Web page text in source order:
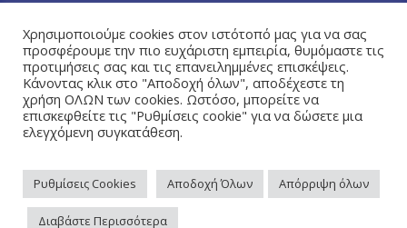
FOLLOW US
Facebook
Twitter
Πολιτική Απορρήτου
© Copyright 2026 - Ένωση Δήμων Κύπρου / Designed & Developed by
Χρησιμοποιούμε cookies στον ιστότοπό μας για να σας
προσφέρουμε την πιο ευχάριστη εμπειρία, θυμόμαστε τις
προτιμήσεις σας και τις επανειλημμένες επισκέψεις.
Κάνοντας κλικ στο "Αποδοχή όλων", αποδέχεστε τη
χρήση ΟΛΩΝ των cookies. Ωστόσο, μπορείτε να
επισκεφθείτε τις "Ρυθμίσεις cookie" για να δώσετε μια
ελεγχόμενη συγκατάθεση.
Ρυθμίσεις Cookies Αποδοχή Όλων Απόρριψη όλων
Διαβάστε Περισσότερα